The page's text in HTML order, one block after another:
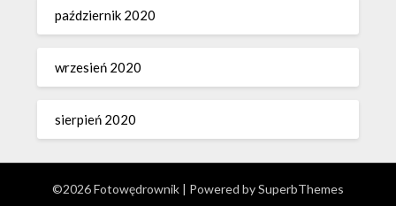
październik 2020
wrzesień 2020
sierpień 2020
©2026 Fotowędrownik | Powered bySuperbThemes